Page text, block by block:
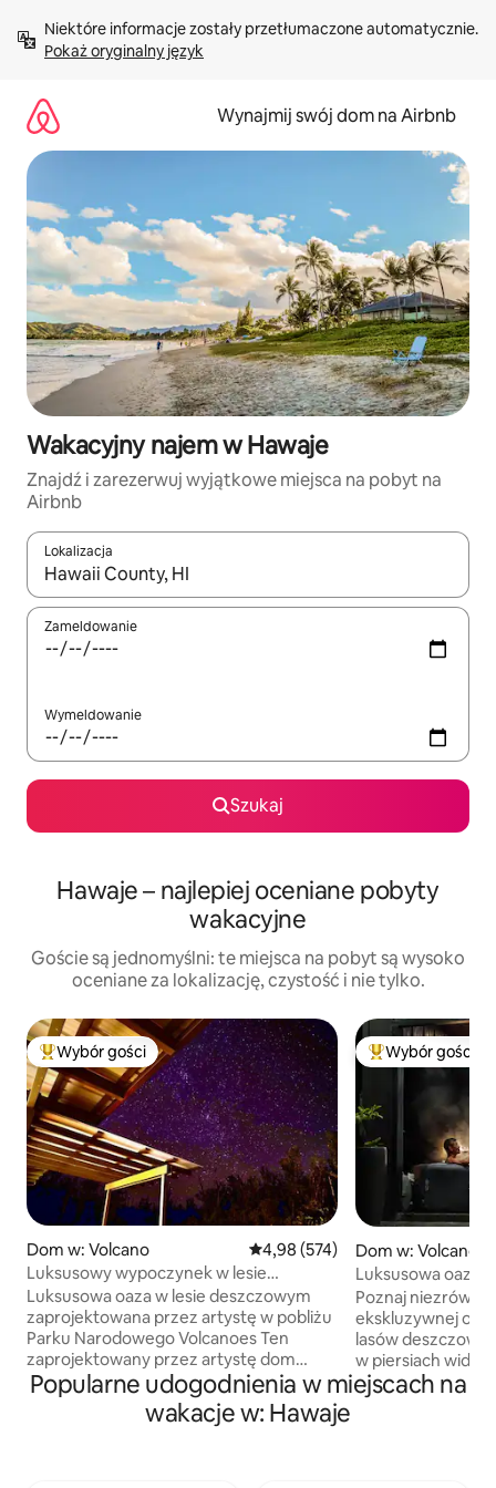
treści Pokaż oryginalny język
Wynajmij swój dom na Airbnb
Wakacyjny najem w Hawaje
Znajdź i zarezerwuj wyjątkowe miejsca na pobyt na
Airbnb
Lokalizacja
Gdy wyniki będą dostępne, możesz poruszać się po nich za
Zameldowanie
Wymeldowanie
Szukaj
Hawaje – najlepiej oceniane pobyty
wakacyjne
Goście są jednomyślni: te miejsca na pobyt są wysoko
oceniane za lokalizację, czystość i nie tylko.
Najpopularniejsze z kategorii Wybór gości
Wybór gości
Dom w: Volcano Średnia ocena: 4,98 na 5, liczba
4,98 (574)
Luksusowy wypoczynek w lesie
deszczowym w pobliżu wulkanów
Luksusowa oaza w lesie deszczowym
zaprojektowana przez artystę w pobliżu
Parku Narodowego Volcanoes Ten
zaprojektowany przez artystę dom
w lesie deszczowym w pobliżu Parku
Narodowego Wulkany Hawajskie, który
został zaprezentowany w programie
Wybór gości
Dom w: Volcano
Luksusowa oaza
w pobliżu Parku
Poznaj
ekskluzywnej
lasów
w piersiach
myślą o gościach
najlepszego
Popularne udogodnienia w miejscach na
wakacje w: Hawaje